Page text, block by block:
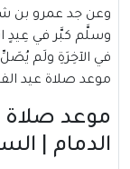
وعن جد عمرو بن
وسلَّم كبَّر في عِيدٍ
في الآخِرَةِ ولَم يُصَلِّ
موعد صلاة عيد الفطر 2022 مدينة الدمام |
الدمام |